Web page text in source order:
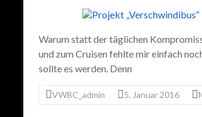
Warum statt der täglichen
und zum Cruisen fehlte mir einfach
sollte es werden. Denn
VWBC_admin 5. Januar 2016